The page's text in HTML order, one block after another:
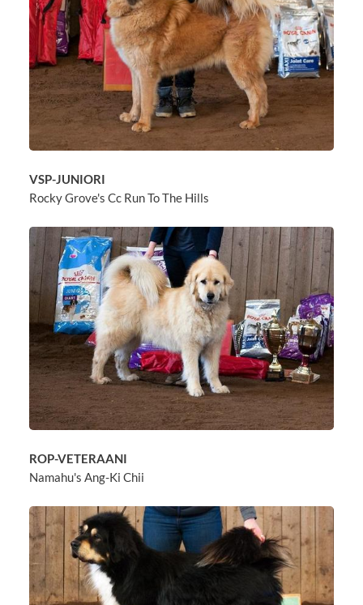
VSP-JUNIORI
Rocky Grove's Cc Run To The Hills
ROP-VETERAANI
Namahu's Ang-Ki Chii